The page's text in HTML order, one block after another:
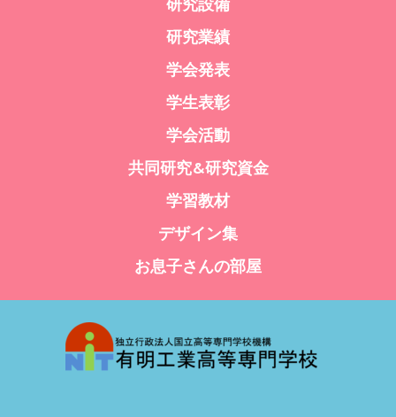
研究業績
学会発表
学生表彰
学会活動
共同研究&研究資金
学習教材
デザイン集
お息子さんの部屋